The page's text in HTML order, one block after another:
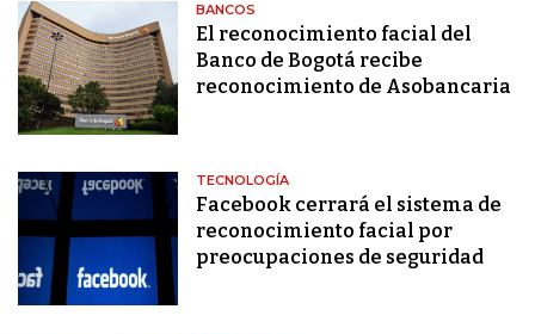
BANCOS
El reconocimiento facial del
Banco de Bogotá recibe
reconocimiento de Asobancaria
TECNOLOGÍA
Facebook cerrará el sistema de
reconocimiento facial por
preocupaciones de seguridad